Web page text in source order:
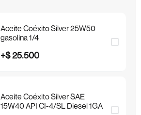
Aceite Coéxito Silver 25W50
gasolina 1/4
+$ 25500
Aceite Coéxito Silver SAE
15W40 API CI-4/SL Diesel 1GA